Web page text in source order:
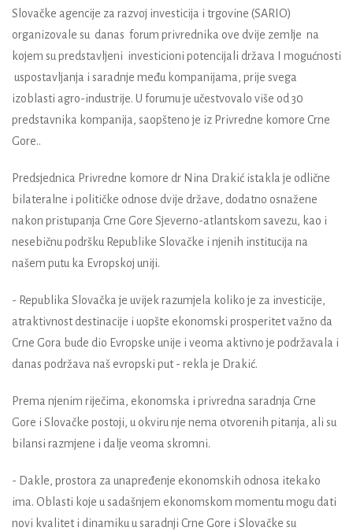
Slovačke agencije za razvoj investicija i trgovine (SARIO)
organizovale su danas forum privrednika ove dvije zemlje na
kojem su predstavljeni investicioni potencijali država I mogućnosti
uspostavljanja i saradnje među kompanijama, prije svega
izoblasti agro-industrije. U forumu je učestvovalo više od 30
predstavnika kompanija, saopšteno je iz Privredne komore Crne
Gore..
Predsjednica Privredne komore dr Nina Drakić istakla je odlične
bilateralne i političke odnose dvije države, dodatno osnažene
nakon pristupanja Crne Gore Sjeverno-atlantskom savezu, kao i
nesebičnu podršku Republike Slovačke i njenih institucija na
našem putu ka Evropskoj uniji.
- Republika Slovačka je uvijek razumjela koliko je za investicije,
atraktivnost destinacije i uopšte ekonomski prosperitet važno da
Crne Gora bude dio Evropske unije i veoma aktivno je podržavala i
danas podržava naš evropski put - rekla je Drakić.
Prema njenim riječima, ekonomska i privredna saradnja Crne
Gore i Slovačke postoji, u okviru nje nema otvorenih pitanja, ali su
bilansi razmjene i dalje veoma skromni.
- Dakle, prostora za unapređenje ekonomskih odnosa itekako
ima. Oblasti koje u sadašnjem ekonomskom momentu mogu dati
novi kvalitet i dinamiku u saradnji Crne Gore i Slovačke su